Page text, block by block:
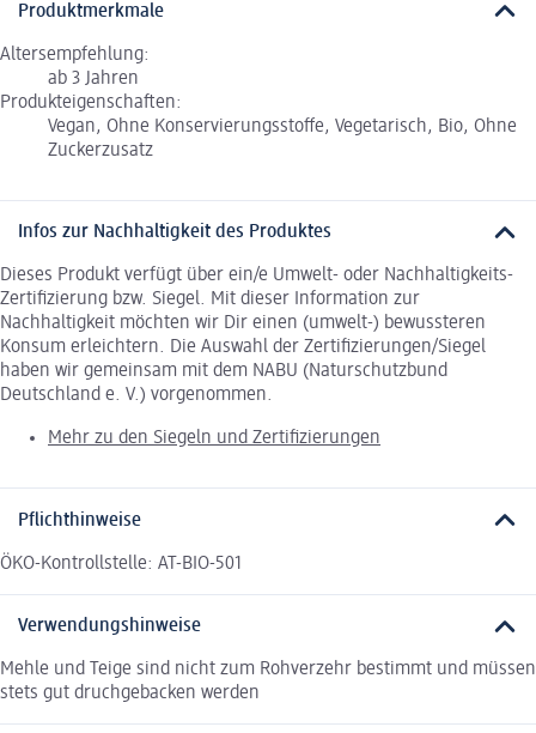
Produktmerkmale
Altersempfehlung:
ab 3 Jahren
Produkteigenschaften:
Vegan, Ohne Konservierungsstoffe, Vegetarisch, Bio, Ohne
Zuckerzusatz
Infos zur Nachhaltigkeit des Produktes
Dieses Produkt verfügt über ein/e Umwelt- oder Nachhaltigkeits-
Zertifizierung bzw. Siegel. Mit dieser Information zur
Nachhaltigkeit möchten wir Dir einen (umwelt-) bewussteren
Konsum erleichtern. Die Auswahl der Zertifizierungen/Siegel
haben wir gemeinsam mit dem NABU (Naturschutzbund
Deutschland e. V.) vorgenommen.
Mehr zu den Siegeln und Zertifizierungen
Pflichthinweise
ÖKO-Kontrollstelle: AT-BIO-501
Verwendungshinweise
Mehle und Teige sind nicht zum Rohverzehr bestimmt und müssen
stets gut druchgebacken werden